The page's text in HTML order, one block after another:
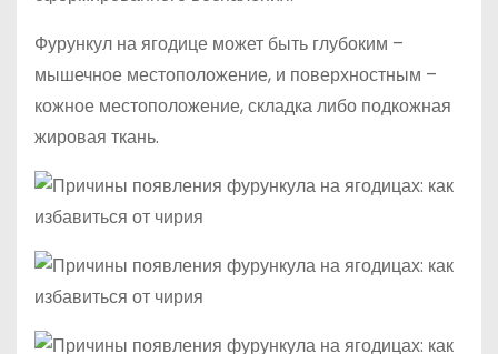
Фурункул на ягодице может быть глубоким –
мышечное местоположение, и поверхностным –
кожное местоположение, складка либо подкожная
жировая ткань.